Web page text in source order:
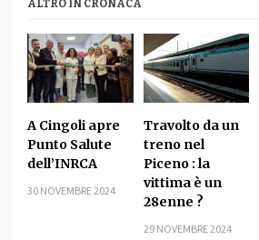
ALTRO IN CRONACA
A Cingoli apre
Punto Salute
dell’INRCA
30 NOVEMBRE 2024
Travolto da un
treno nel
Piceno : la
vittima è un
28enne ?
29 NOVEMBRE 2024